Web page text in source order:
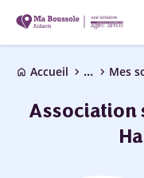
home Accueil chevron_right ... chevron_right Mes
Association